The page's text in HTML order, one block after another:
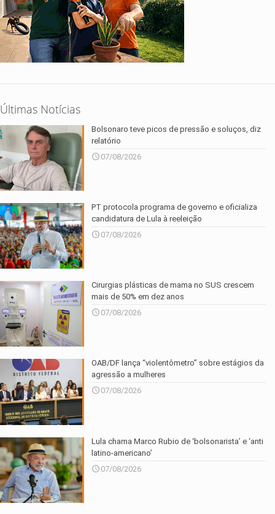
Últimas Notícias
Bolsonaro teve picos de pressão e soluços, diz
relatório
07/08/2026
PT protocola programa de governo e oficializa
candidatura de Lula à reeleição
07/08/2026
Cirurgias plásticas de mama no SUS crescem
mais de 50% em dez anos
07/08/2026
OAB/DF lança “violentômetro” sobre estágios da
agressão a mulheres
07/08/2026
Lula chama Marco Rubio de ‘bolsonarista’ e ‘anti
latino-americano’
07/08/2026